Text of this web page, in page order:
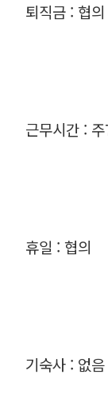
퇴직금 : 협의
근무시간 :
휴일 : 협의
기숙사 : 없음